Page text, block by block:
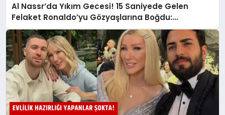
Al Nassr’da Yıkım Gecesi! 15 Saniyede Gelen
Felaket Ronaldo’yu Gözyaşlarına Boğdu:
Şampiyonluk Kaçtı Mı?